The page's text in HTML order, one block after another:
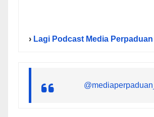
› Lagi Podcast Media Perpaduan
@mediaperpaduan_